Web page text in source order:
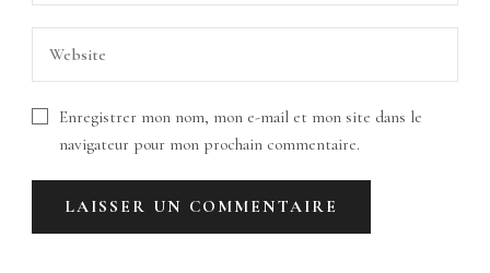
Enregistrer mon nom, mon e-mail et mon site dans le
navigateur pour mon prochain commentaire.